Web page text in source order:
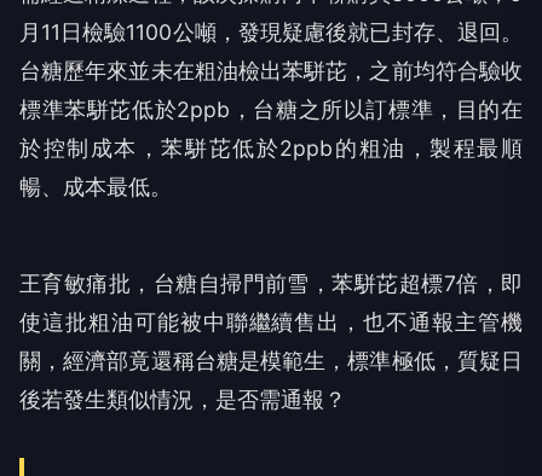
月11日檢驗1100公噸，發現疑慮後就已封存、退回。
台糖歷年來並未在粗油檢出苯駢芘，之前均符合驗收
標準苯駢芘低於2ppb，台糖之所以訂標準，目的在
於控制成本，苯駢芘低於2ppb的粗油，製程最順
暢、成本最低。
王育敏痛批，台糖自掃門前雪，苯駢芘超標7倍，即
使這批粗油可能被中聯繼續售出，也不通報主管機
關，經濟部竟還稱台糖是模範生，標準極低，質疑日
後若發生類似情況，是否需通報？